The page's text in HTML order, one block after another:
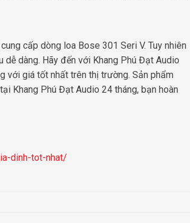
cấp dòng loa Bose 301 Seri V. Tuy nhiên
dàng. Hãy đến với Khang Phú Đạt Audio
với giá tốt nhất trên thị trường. Sản phẩm
Khang Phú Đạt Audio 24 tháng, bạn hoàn
dinh-tot-nhat/